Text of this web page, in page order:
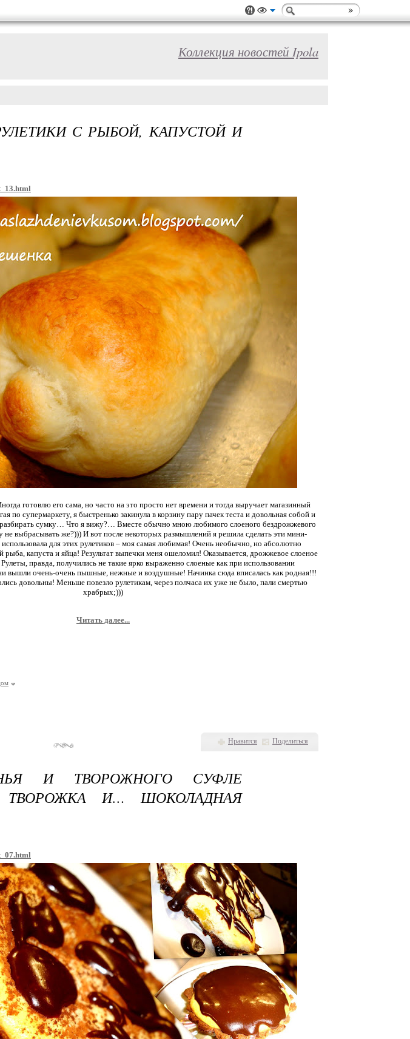
Коллекция новостей Ipola
Нравится Поделиться
С РЫБОЙ, КАПУСТОЙ И
готовлю его сама, но часто на это просто нет времени и тогда выручает магазинный
по супермаркету, я быстренько закинула в корзину пару пачек теста и довольная собой и
сумку… Что я вижу?… Вместе обычно мною любимого слоеного бездрожжевого
выбрасывать же?))) И вот после некоторых размышлений я решила сделать эти мини-
для этих рулетиков – моя самая любимая! Очень необычно, но абсолютно
капуста и яйца! Результат выпечки меня ошеломил! Оказывается, дрожжевое слоеное
правда, получились не такие ярко выраженно слоеные как при использовании
вышли очень-очень пышные, нежные и воздушные! Начинка сюда вписалась как родная!!!
довольны! Меньше повезло рулетикам, через полчаса их уже не было, пали смертью
храбрых;)))
Читать далее...
И ТВОРОЖНОГО СУФЛЕ
ТВОРОЖКА И… ШОКОЛАДНАЯ